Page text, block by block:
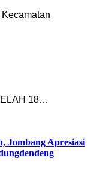
18…
Jombang Apresiasi